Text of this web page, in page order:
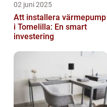
02 juni 2025
Att installera värmepump
i Tomelilla: En smart
investering